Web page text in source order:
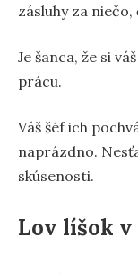
zásluhy za niečo,
Je šanca, že si
prácu.
Váš šéf ich
naprázdno.
skúsenosti.
Lov líšok v